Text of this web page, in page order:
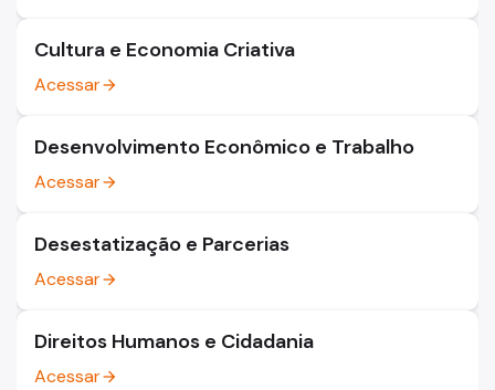
Cultura e Economia Criativa
Acessararrow_forward
Desenvolvimento Econômico e Trabalho
Acessararrow_forward
Desestatização e Parcerias
Acessararrow_forward
Direitos Humanos e Cidadania
Acessararrow_forward